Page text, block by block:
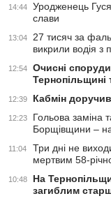
14:44
Уродженець
слави
13:04
27 тисяч за
викрили водія з
12:54
Очисні
Тернопільщині
12:39 Кабмін доручив
12:23
Гольова заміна
Борщівщини –
11:04
Три дні не
мертвим 58-
10:48
На
загиблим